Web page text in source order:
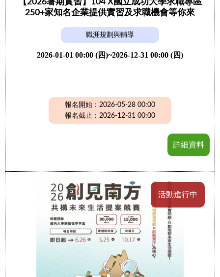
【2026暑期實習】104 X國立成功大學求職專區
250+家知名企業提供實習及求職機會等你來
職涯規劃與輔導
2026-01-01 00:00 (四)~2026-12-31 00:00 (四)
報名開始：2026-05-28 00:00
報名截止：2026-12-31 00:00
詳細資料
活動進行中